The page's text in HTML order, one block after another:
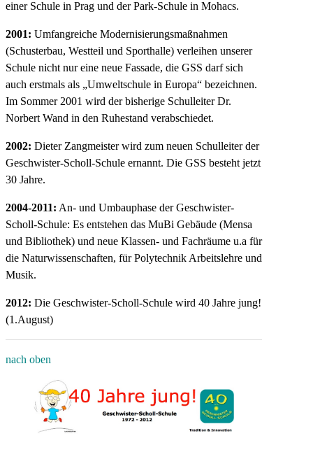
einer Schule in Prag und der Park-Schule in Mohacs.
2001: Umfangreiche Modernisierungsmaßnahmen
(Schusterbau, Westteil und Sporthalle) verleihen unserer
Schule nicht nur eine neue Fassade, die GSS darf sich
auch erstmals als „Umweltschule in Europa“ bezeichnen.
Im Sommer 2001 wird der bisherige Schulleiter Dr.
Norbert Wand in den Ruhestand verabschiedet.
2002: Dieter Zangmeister wird zum neuen Schulleiter der
Geschwister-Scholl-Schule ernannt. Die GSS besteht jetzt
30 Jahre.
2004-2011: An- und Umbauphase der Geschwister-
Scholl-Schule: Es entstehen das MuBi Gebäude (Mensa
und Bibliothek) und neue Klassen- und Fachräume u.a für
die Naturwissenschaften, für Polytechnik Arbeitslehre und
Musik.
2012: Die Geschwister-Scholl-Schule wird 40 Jahre jung!
(1.August)
nach oben